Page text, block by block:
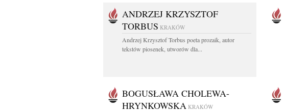
ANDRZEJ KRZYSZTOF
TORBUS KRAKÓW
Andrzej Krzysztof Torbus poeta prozaik, autor
tekstów piosenek, utworów dla...
BOGUSŁAWA CHOLEWA-
HRYNKOWSKA KRAKÓW